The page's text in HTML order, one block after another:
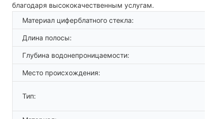
благодаря высококачественным услугам.
Материал циферблатного стекла:
Длина полосы:
Глубина водонепроницаемости:
Место происхождения:
Тип: